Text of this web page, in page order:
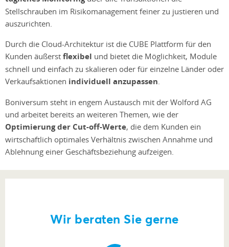
Stellschrauben im Risikomanagement feiner zu justieren und
auszurichten.
Durch die Cloud-Architektur ist die CUBE Plattform für den
Kunden äußerst flexibel und bietet die Möglichkeit, Module
schnell und einfach zu skalieren oder für einzelne Länder oder
Verkaufsaktionen individuell anzupassen
Boniversum steht in engem Austausch mit der Wolford AG
und arbeitet bereits an weiteren Themen, wie der
Optimierung der Cut-off-Werte, die dem Kunden ein
wirtschaftlich optimales Verhältnis zwischen Annahme und
Ablehnung einer Geschäftsbeziehung aufzeigen.
Wir beraten Sie gerne